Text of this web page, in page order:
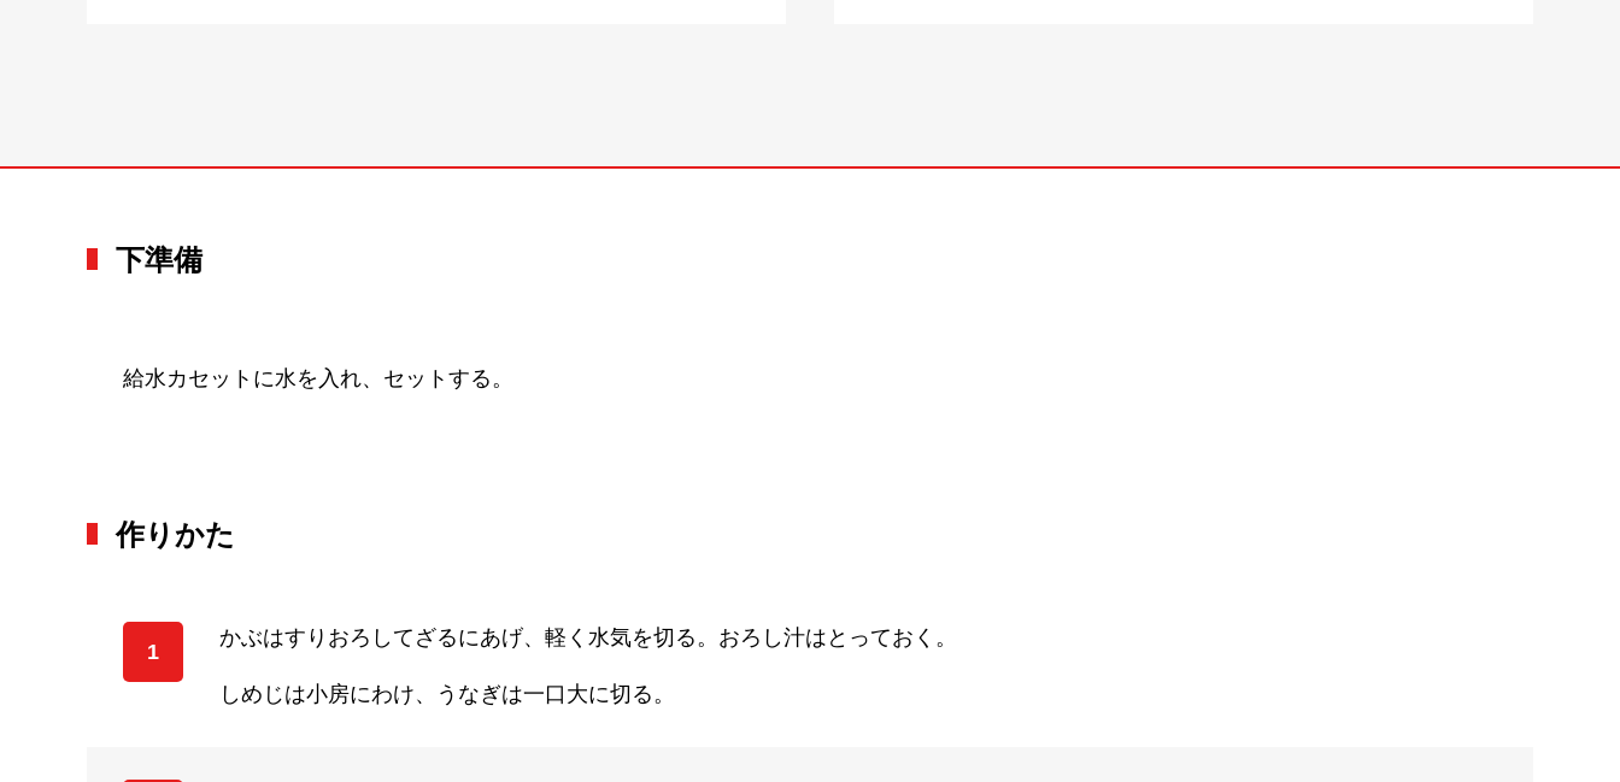
下準備
給水カセットに水を入れ、セットする。
作りかた
1
かぶはすりおろしてざるにあげ、軽く水気を切る。おろし汁はとっておく。
しめじは小房にわけ、うなぎは一口大に切る。